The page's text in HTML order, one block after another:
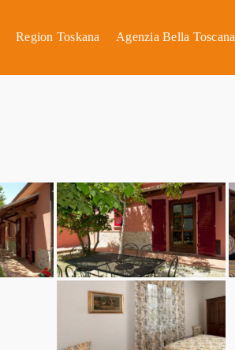
Region Toskana Agenzia Bella Toscana